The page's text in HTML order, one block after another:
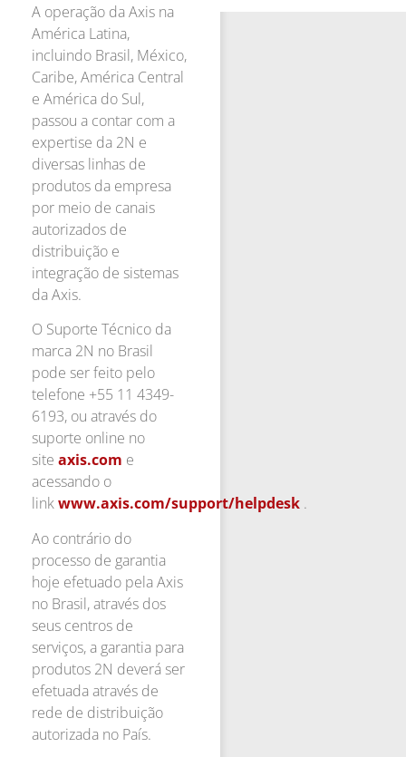
A operação da Axis na
América Latina,
incluindo Brasil, México,
Caribe, América Central
e América do Sul,
passou a contar com a
expertise da 2N e
diversas linhas de
produtos da empresa
por meio de canais
autorizados de
distribuição e
integração de sistemas
da Axis.
O Suporte Técnico da
marca 2N no Brasil
pode ser feito pelo
telefone +55 11 4349-
6193, ou através do
suporte online no
site axis.com e
acessando o
linkwww.axis.com/support/helpdesk .
Ao contrário do
processo de garantia
hoje efetuado pela Axis
no Brasil, através dos
seus centros de
serviços, a garantia para
produtos 2N deverá ser
efetuada através de
rede de distribuição
autorizada no País.